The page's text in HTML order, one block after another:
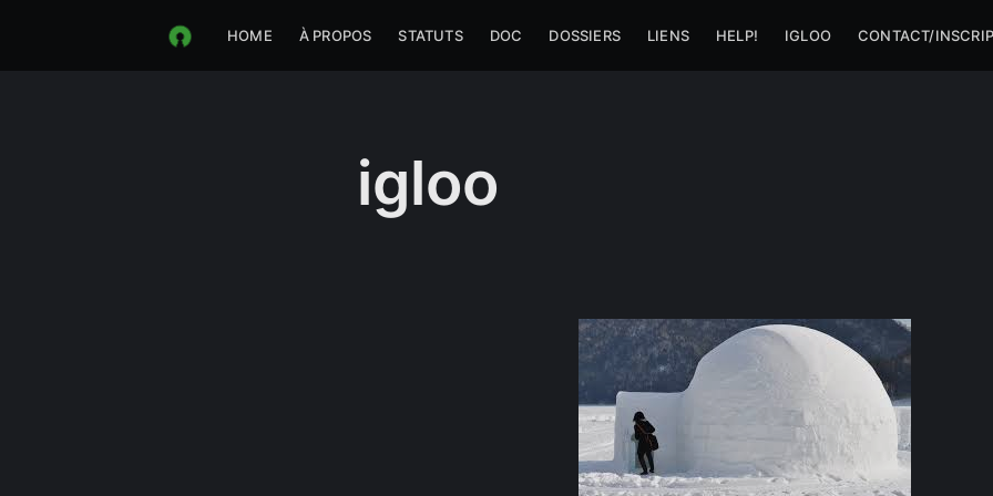
HOME À PROPOS STATUTS DOC DOSSIERS LIENS HELP! IGLOO CONTACT/
igloo